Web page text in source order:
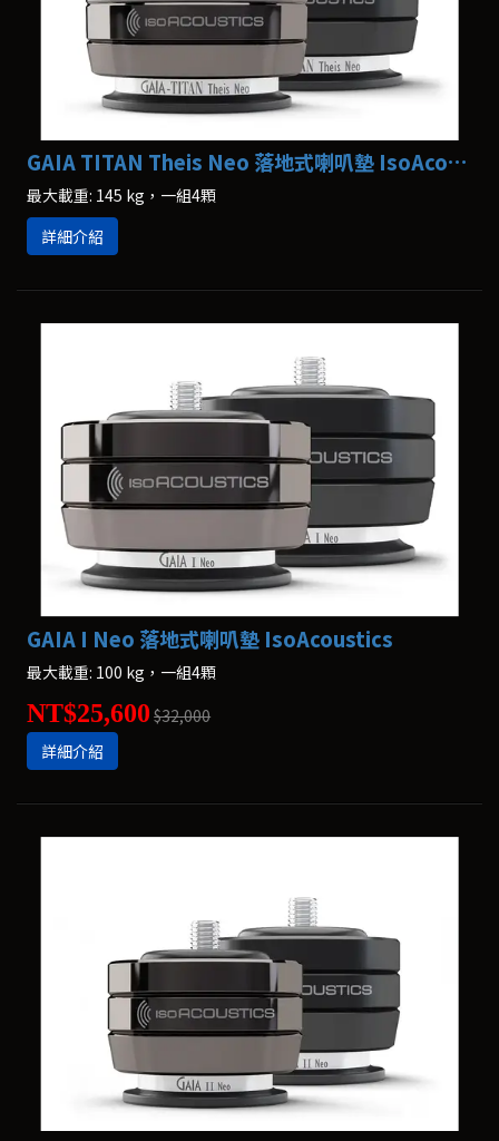
GAIA TITAN Theis Neo 落地式喇叭墊 IsoAcoustics
最大載重: 145 kg，一組4顆
詳細介紹
GAIA I Neo 落地式喇叭墊 IsoAcoustics
最大載重: 100 kg，一組4顆
NT$25,600 $32,000
詳細介紹